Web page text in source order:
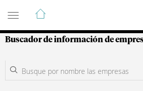
Guía de Empresas
Buscador de información de